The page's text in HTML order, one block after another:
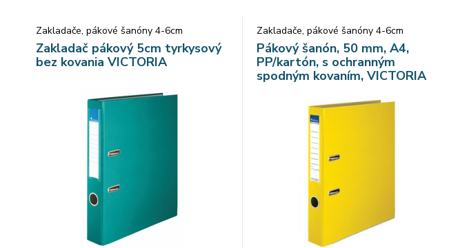
Zakladače, pákové šanóny 4-6cm
Zakladač pákový 5cm tyrkysový
bez kovania VICTORIA
Zakladače, pákové šanóny 4-6cm
Pákový šanón, 50 mm, A4,
PP/kartón, s ochranným
spodným kovaním, VICTORIA